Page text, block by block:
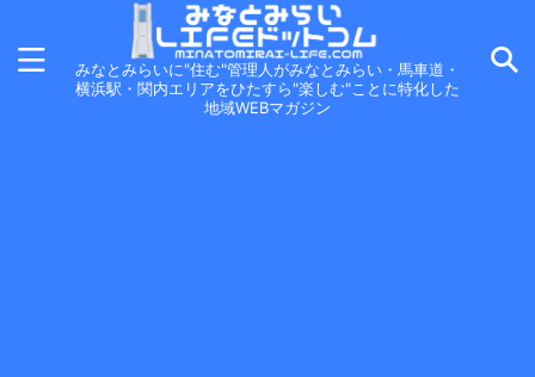
みなとみらいに"住む"管理人がみなとみらい・馬車道・
横浜駅・関内エリアをひたすら"楽しむ"ことに特化した
地域WEBマガジン